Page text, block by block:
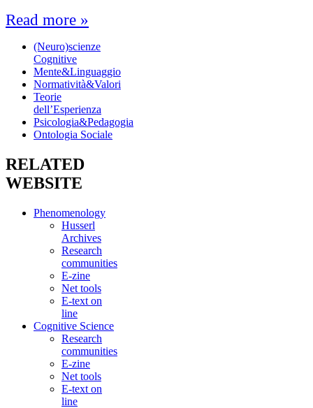
Read more »
(Neuro)scienze
Cognitive
Mente&Linguaggio
Normatività&Valori
Teorie
dell’Esperienza
Psicologia&Pedagogia
Ontologia Sociale
RELATED
WEBSITE
Phenomenology
Husserl
Archives
Research
communities
E-zine
Net tools
E-text on
line
Cognitive Science
Research
communities
E-zine
Net tools
E-text on
line